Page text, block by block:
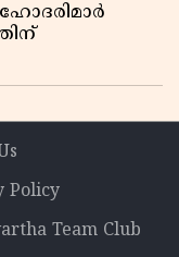
Policy
Team Club